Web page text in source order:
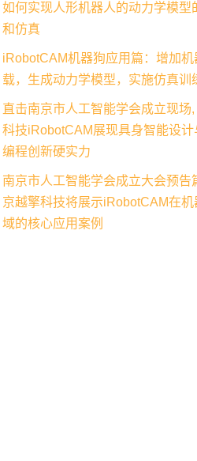
如何实现人形机器人的动力学模型
和仿真
iRobotCAM机器狗应用篇：增加机
载，生成动力学模型，实施仿真训
直击南京市人工智能学会成立现场,
科技iRobotCAM展现具身智能设计
编程创新硬实力
南京市人工智能学会成立大会预告
京越擎科技将展示iRobotCAM在机
域的核心应用案例